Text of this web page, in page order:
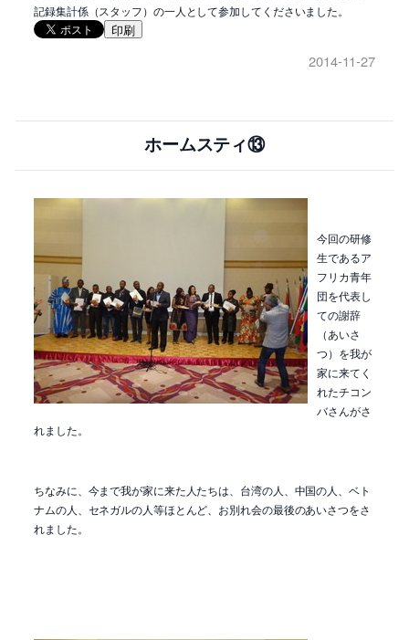
記録集計係（スタッフ）の一人として参加してくださいました。
印刷
2014-11-27
ホームスティ⑬
今回の研修
生であるア
フリカ青年
団を代表し
ての謝辞
（あいさ
つ）を我が
家に来てく
れたチコン
バさんがさ
れました。
ちなみに、今まで我が家に来た人たちは、台湾の人、中国の人、ベト
ナムの人、セネガルの人等ほとんど、お別れ会の最後のあいさつをさ
れました。